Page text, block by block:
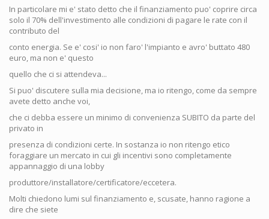
In particolare mi e' stato detto che il finanziamento puo' coprire circa
solo il 70% dell'investimento alle condizioni di pagare le rate con il
contributo del
conto energia. Se e' cosi' io non faro' l'impianto e avro' buttato 480
euro, ma non e' questo
quello che ci si attendeva...
Si puo' discutere sulla mia decisione, ma io ritengo, come da sempre
avete detto anche voi,
che ci debba essere un minimo di convenienza SUBITO da parte del
privato in
presenza di condizioni certe. In sostanza io non ritengo etico
foraggiare un mercato in cui gli incentivi sono completamente
appannaggio di una lobby
produttore/installatore/certificatore/eccetera.
Molti chiedono lumi sul finanziamento e, scusate, hanno ragione a
dire che siete